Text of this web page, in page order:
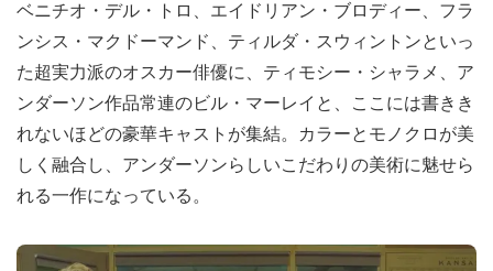
ベニチオ・デル・トロ、エイドリアン・ブロディー、フラ
ンシス・マクドーマンド、ティルダ・スウィントンといっ
た超実力派のオスカー俳優に、ティモシー・シャラメ、ア
ンダーソン作品常連のビル・マーレイと、ここには書きき
れないほどの豪華キャストが集結。カラーとモノクロが美
しく融合し、アンダーソンらしいこだわりの美術に魅せら
れる一作になっている。